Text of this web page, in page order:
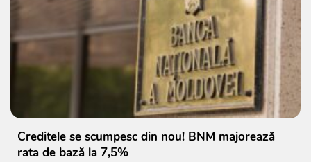
Creditele se scumpesc din nou! BNM majorează
rata de bază la 7,5%